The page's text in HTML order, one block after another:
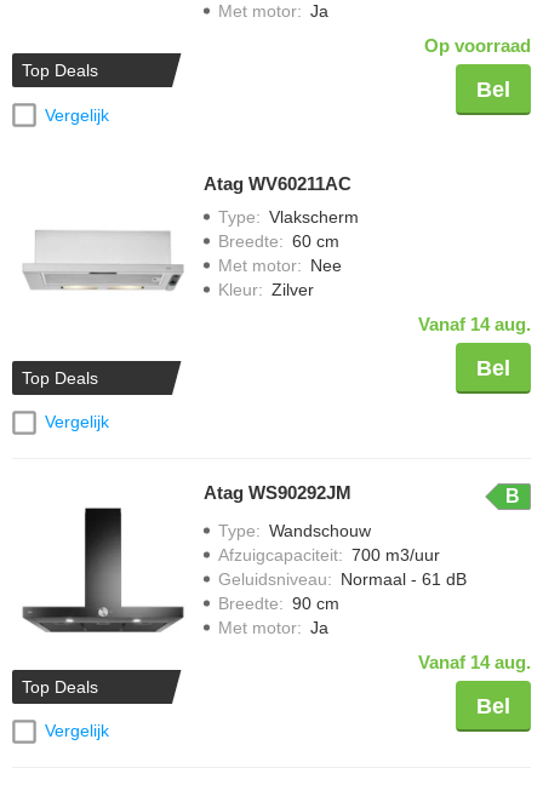
Top Deals
Vergelijk
Met motor: Ja
Op voorraad
Bel
Top Deals
Vergelijk
Atag WV60211AC
Type: Vlakscherm
Breedte: 60 cm
Met motor: Nee
Kleur: Zilver
Vanaf 14 aug.
Bel
Top Deals
Vergelijk
Atag WS90292JM B
Type: Wandschouw
Afzuigcapaciteit: 700 m3/uur
Geluidsniveau: Normaal - 61 dB
Breedte: 90 cm
Met motor: Ja
Vanaf 14 aug.
Bel